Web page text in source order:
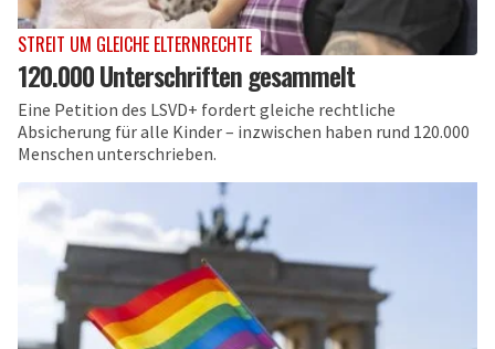
STREIT UM GLEICHE ELTERNRECHTE
120.000 Unterschriften gesammelt
Eine Petition des LSVD+ fordert gleiche rechtliche
Absicherung für alle Kinder – inzwischen haben rund 120.000
Menschen unterschrieben.